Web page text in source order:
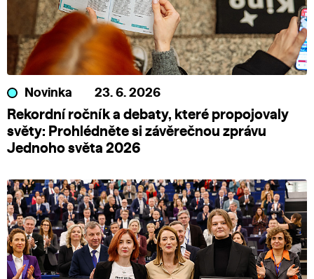
Novinka 23. 6. 2026
Rekordní ročník a debaty, které propojovaly
světy: Prohlédněte si závěrečnou zprávu
Jednoho světa 2026